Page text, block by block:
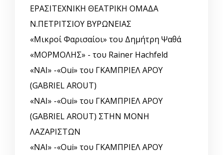
ΕΡΑΣΙΤΕΧΝΙΚΗ ΘΕΑΤΡΙΚΗ ΟΜΑΔΑ
Ν.ΠΕΤΡΙΤΣΙΟΥ ΒΥΡΩΝΕΙΑΣ
«Μικροί Φαρισαίοι» του Δημήτρη Ψαθά
«ΜΟΡΜΟΛΗΣ» - του Rainer Hachfeld
«ΝΑΙ» -«Oui» του ΓΚΑΜΠΡΙΕΛ ΑΡΟΥ
(GABRIEL AROUT)
«ΝΑΙ» -«Oui» του ΓΚΑΜΠΡΙΕΛ ΑΡΟΥ
(GABRIEL AROUT) ΣΤΗΝ ΜΟΝΗ
ΛΑΖΑΡΙΣΤΩΝ
«ΝΑΙ» -«Oui» του ΓΚΑΜΠΡΙΕΛ ΑΡΟΥ